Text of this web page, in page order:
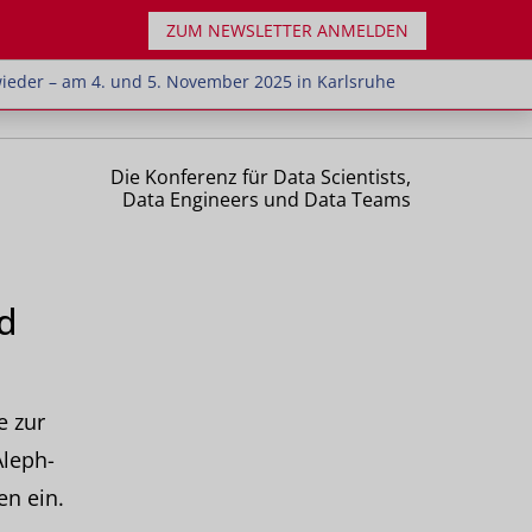
ZUM NEWSLETTER ANMELDEN
– am 4. und 5. November 2025 in Karlsruhe
Jahr wieder – am 4. und 5. November 2025 in
Die Konferenz für Data Scientists,
Data Engineers und Data Teams
zur
ein.